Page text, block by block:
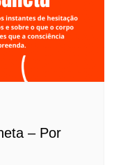
– Por